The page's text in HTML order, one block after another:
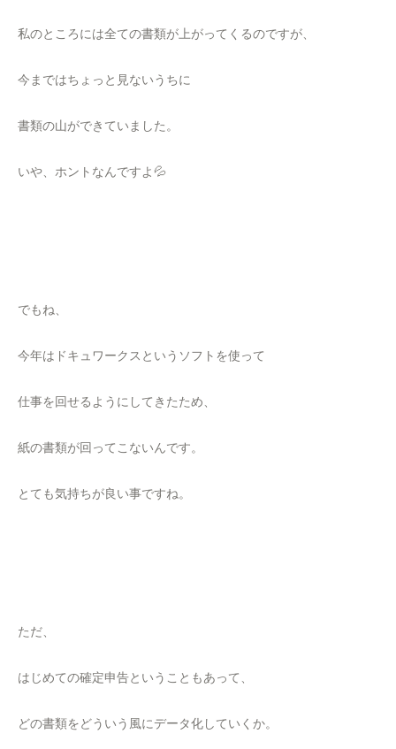
私のところには全ての書類が上がってくるのですが、
今まではちょっと見ないうちに
書類の山ができていました。
いや、ホントなんですよ💦
でもね、
今年はドキュワークスというソフトを使って
仕事を回せるようにしてきたため、
紙の書類が回ってこないんです。
とても気持ちが良い事ですね。
ただ、
はじめての確定申告ということもあって、
どの書類をどういう風にデータ化していくか。